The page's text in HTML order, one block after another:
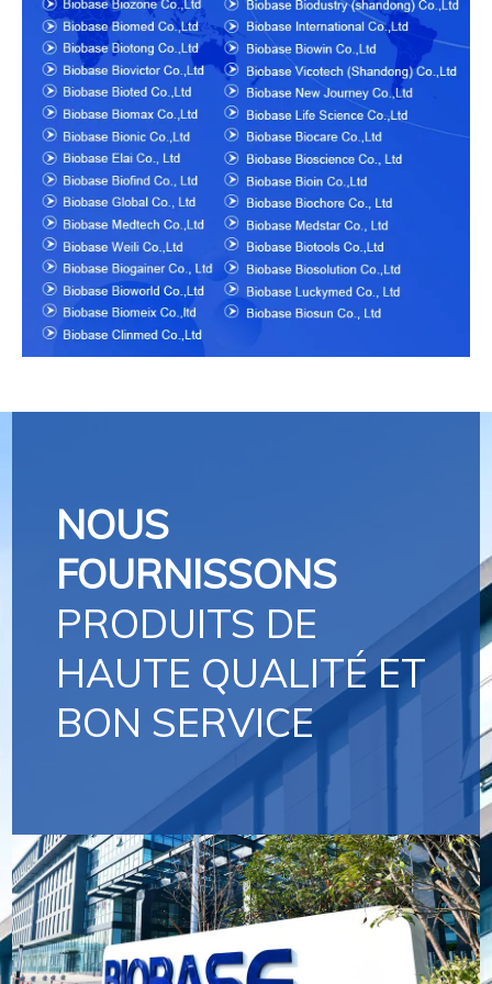
NOUS
FOURNISSONS
PRODUITS DE
HAUTE QUALITÉ ET
BON SERVICE